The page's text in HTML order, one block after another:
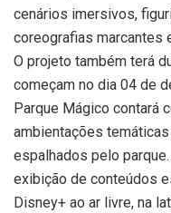
cenários imersivos,
coreografias marcantes
O projeto também terá
começam no dia 04 de
Parque Mágico contará
ambientações
espalhados pelo
exibição de conteúdos
Disney+ ao ar livre, na